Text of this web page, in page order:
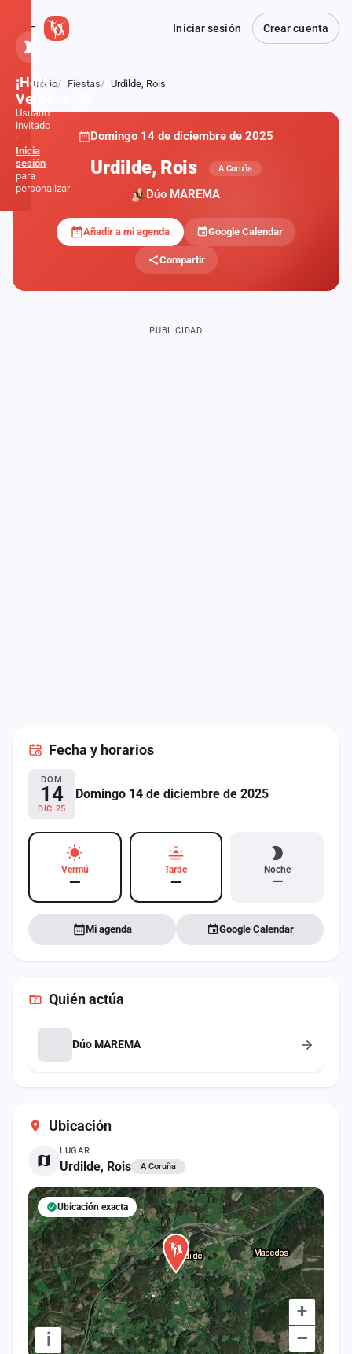
Iniciar sesión Crear cuenta
Atrás
Inicio Fiestas Urdilde, Rois
Domingo 14 de diciembre de 2025
Urdilde, Rois A Coruña
Dúo MAREMA
Añadir a mi agenda Google Calendar
Compartir
Ubicación
LUGAR
Urdilde, Rois A Coruña
+
–
i
Ubicación exacta
PUBLICIDAD
Fecha y horarios
DOM
14
DIC 25
Domingo 14 de diciembre de 2025
Vermú
—
Tarde
—
Noche
—
Mi agenda Google Calendar
Quién actúa
Dúo MAREMA
¡Hola,
Verbener@!
Usuario
invitado
·
Inicia
sesión
para
personalizar
Administración
Contacto